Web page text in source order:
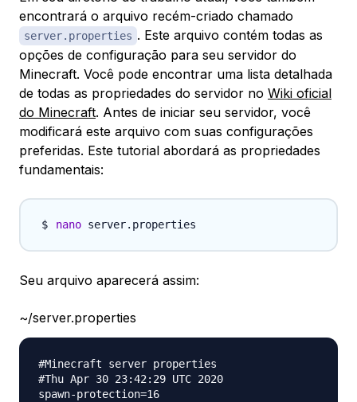
encontrará o arquivo recém-criado chamado
server.properties . Este arquivo contém todas as
opções de configuração para seu servidor do
Minecraft. Você pode encontrar uma lista detalhada
de todas as propriedades do servidor no Wiki oficial
do Minecraft. Antes de iniciar seu servidor, você
modificará este arquivo com suas configurações
preferidas. Este tutorial abordará as propriedades
fundamentais:
nano
Seu arquivo aparecerá assim:
~/server.properties
#Minecraft server properties
#Thu Apr 30 23:42:29 UTC 2020
spawn-protection=16